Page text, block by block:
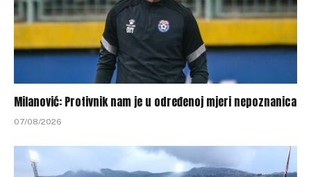
Milanović: Protivnik nam je u određenoj mjeri nepoznanica
07/08/2026